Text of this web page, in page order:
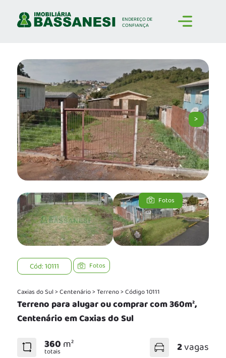
ENDEREÇODE
CONFIANÇA
>
Fotos
Cód: 10111 Fotos
Caxias do Sul>Centenário>Terreno>Código 10111
Terreno para alugar ou comprar com 360m²,
Centenário em Caxias do Sul
360m²
totais 2vagas